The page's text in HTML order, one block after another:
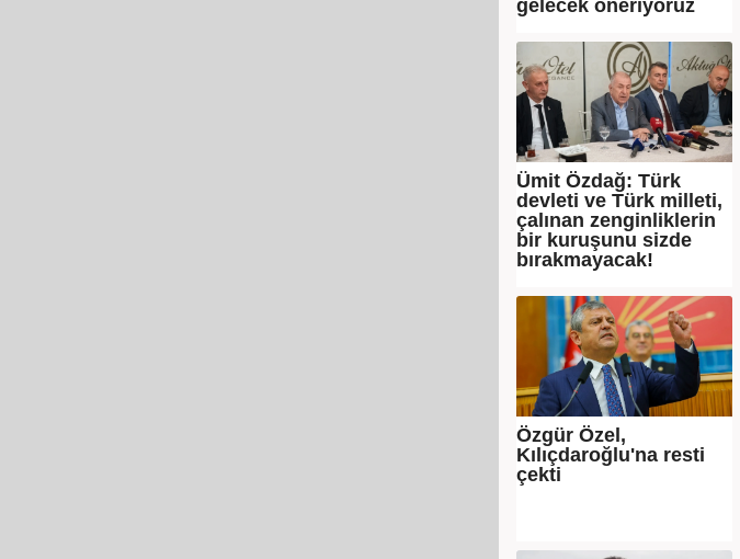
gelecek öneriyoruz
Ümit Özdağ: Türk
devleti ve Türk milleti,
çalınan zenginliklerin
bir kuruşunu sizde
bırakmayacak!
Özgür Özel,
Kılıçdaroğlu'na resti
çekti